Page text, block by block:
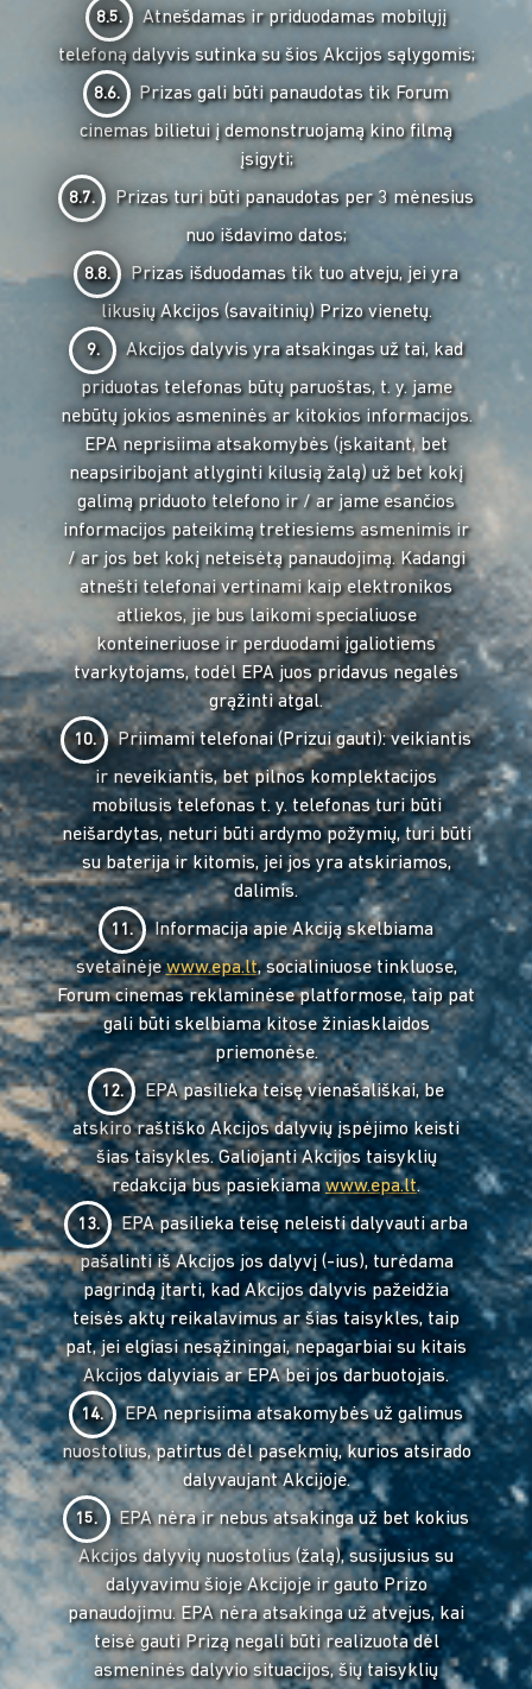
8.5. Atnešdamas ir priduodamas mobilųjį
telefoną dalyvis sutinka su šios Akcijos sąlygomis;
8.6. Prizas gali būti panaudotas tik Forum
cinemas bilietui į demonstruojamą kino filmą
įsigyti;
8.7. Prizas turi būti panaudotas per 3 mėnesius
nuo išdavimo datos;
8.8. Prizas išduodamas tik tuo atveju, jei yra
likusių Akcijos (savaitinių) Prizo vienetų.
9. Akcijos dalyvis yra atsakingas už tai, kad
priduotas telefonas būtų paruoštas, t. y. jame
nebūtų jokios asmeninės ar kitokios informacijos.
EPA neprisiima atsakomybės (įskaitant, bet
neapsiribojant atlyginti kilusią žalą) už bet kokį
galimą priduoto telefono ir / ar jame esančios
informacijos pateikimą tretiesiems asmenimis ir
/ ar jos bet kokį neteisėtą panaudojimą. Kadangi
atnešti telefonai vertinami kaip elektronikos
atliekos, jie bus laikomi specialiuose
konteineriuose ir perduodami įgaliotiems
tvarkytojams, todėl EPA juos pridavus negalės
grąžinti atgal.
10. Priimami telefonai (Prizui gauti): veikiantis
ir neveikiantis, bet pilnos komplektacijos
mobilusis telefonas t. y. telefonas turi būti
neišardytas, neturi būti ardymo požymių, turi būti
su baterija ir kitomis, jei jos yra atskiriamos,
dalimis.
11. Informacija apie Akciją skelbiama
svetainėje www.epa.lt, socialiniuose tinkluose,
Forum cinemas reklaminėse platformose, taip pat
gali būti skelbiama kitose žiniasklaidos
priemonėse.
12. EPA pasilieka teisę vienašališkai, be
atskiro raštiško Akcijos dalyvių įspėjimo keisti
šias taisykles. Galiojanti Akcijos taisyklių
redakcija bus pasiekiama www.epa.lt.
13. EPA pasilieka teisę neleisti dalyvauti arba
pašalinti iš Akcijos jos dalyvį (-ius), turėdama
pagrindą įtarti, kad Akcijos dalyvis pažeidžia
teisės aktų reikalavimus ar šias taisykles, taip
pat, jei elgiasi nesąžiningai, nepagarbiai su kitais
Akcijos dalyviais ar EPA bei jos darbuotojais.
14. EPA neprisiima atsakomybės už galimus
nuostolius, patirtus dėl pasekmių, kurios atsirado
dalyvaujant Akcijoje.
15. EPA nėra ir nebus atsakinga už bet kokius
Akcijos dalyvių nuostolius (žalą), susijusius su
dalyvavimu šioje Akcijoje ir gauto Prizo
panaudojimu. EPA nėra atsakinga už atvejus, kai
teisė gauti Prizą negali būti realizuota dėl
asmeninės dalyvio situacijos, šių taisyklių